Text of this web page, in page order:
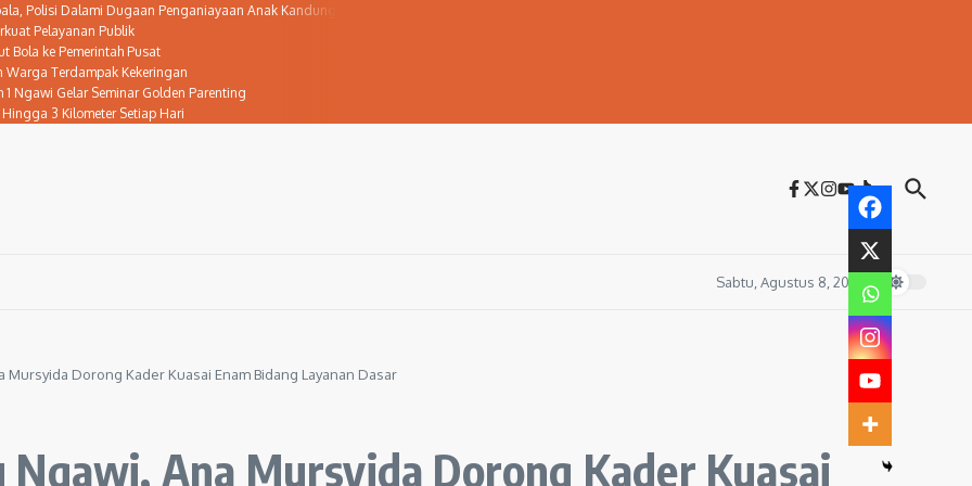
Polisi Dalami Dugaan Penganiayaan Anak Kandung
Pelayanan Publik
Bola ke Pemerintah Pusat
Warga Terdampak Kekeringan
Ngawi Gelar Seminar Golden Parenting
3 Kilometer Setiap Hari
Sabtu, Agustus 8, 2026
Mursyida Dorong Kader Kuasai Enam Bidang Layanan Dasar
Ana Mursyida Dorong Kader Kuasai